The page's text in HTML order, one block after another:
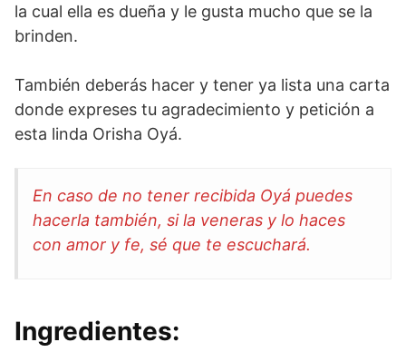
la cual ella es dueña y le gusta mucho que se la
brinden.
También deberás hacer y tener ya lista una carta
donde expreses tu agradecimiento y petición a
esta linda Orisha Oyá.
En caso de no tener recibida Oyá puedes
hacerla también, si la veneras y lo haces
con amor y fe, sé que te escuchará.
Ingredientes: